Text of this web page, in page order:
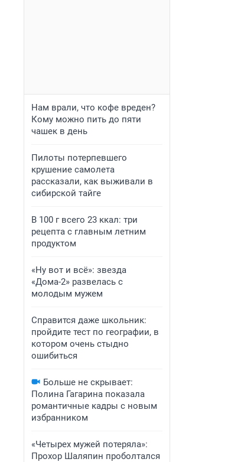
Нам врали, что кофе вреден?
Кому можно пить до пяти
чашек в день
Пилоты потерпевшего
крушение самолета
рассказали, как выживали в
сибирской тайге
В 100 г всего 23 ккал: три
рецепта с главным летним
продуктом
«Ну вот и всё»: звезда
«Дома-2» развелась с
молодым мужем
Справится даже школьник:
пройдите тест по географии, в
котором очень стыдно
ошибиться
Больше не скрывает:
Полина Гагарина показала
романтичные кадры с новым
избранником
«Четырех мужей потеряла»:
Прохор Шаляпин проболтался